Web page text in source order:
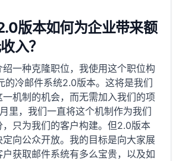
版本如何为企业带来额
入？
一种克隆职位，我使用这个职位构
的冷邮件系统2.0版本。这将是我们
机制的机会，而无需加入我们的项
里，我们一直将这个机制作为我们
，只为我们的客户构建。但2.0版本
向公众开放。我的目标是向大家展
获取邮件系统有多么宝贵，以及如